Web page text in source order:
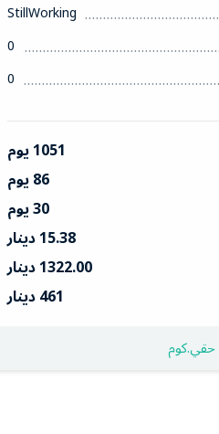
StillWorking
0
0
1051 يوم
86 يوم
30 يوم
15.38 دينار
1322.00 دينار
461 دينار
حقي.كوم